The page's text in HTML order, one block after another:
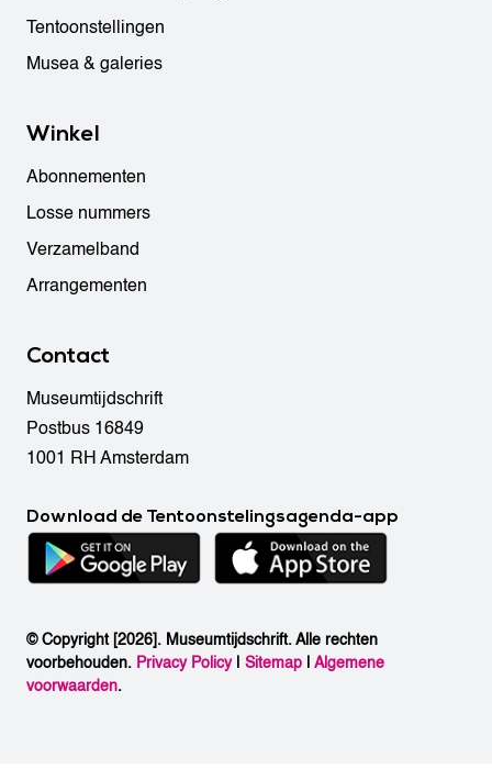
Tentoonstellingen
Musea & galeries
Winkel
Abonnementen
Losse nummers
Verzamelband
Arrangementen
Contact
Museumtijdschrift
Postbus 16849
1001 RH Amsterdam
Download de Tentoonstelingsagenda-app
© Copyright [2026]. Museumtijdschrift. Alle rechten
voorbehouden. Privacy Policy| Sitemap |Algemene
voorwaarden.